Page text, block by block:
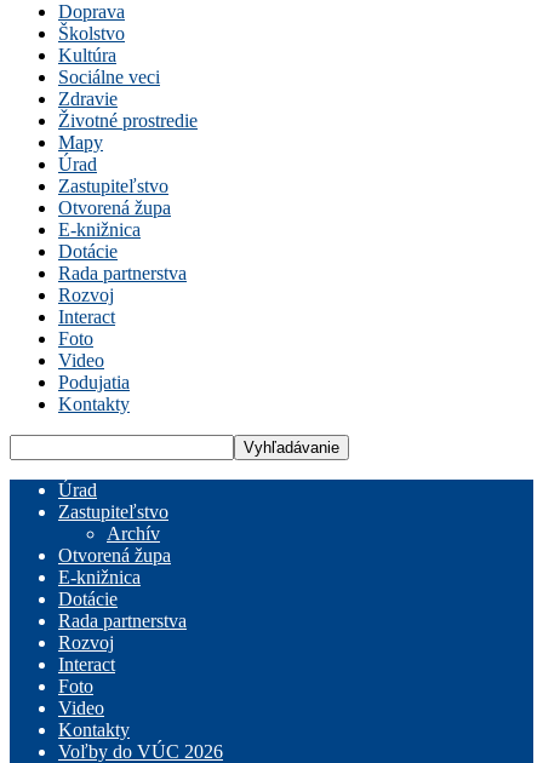
Doprava
Školstvo
Kultúra
Sociálne veci
Zdravie
Životné prostredie
Mapy
Úrad
Zastupiteľstvo
Otvorená župa
E-knižnica
Dotácie
Rada partnerstva
Rozvoj
Interact
Foto
Video
Podujatia
Kontakty
Úrad
Zastupiteľstvo
Archív
Otvorená župa
E-knižnica
Dotácie
Rada partnerstva
Rozvoj
Interact
Foto
Video
Kontakty
Voľby do VÚC 2026